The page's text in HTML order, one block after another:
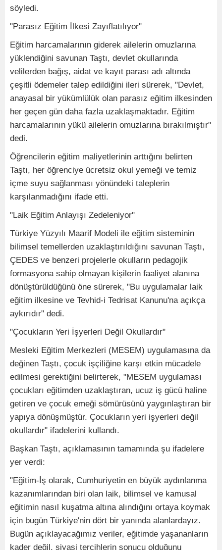
söyledi.
"Parasız Eğitim İlkesi Zayıflatılıyor"
Eğitim harcamalarının giderek ailelerin omuzlarına
yüklendiğini savunan Taştı, devlet okullarında
velilerden bağış, aidat ve kayıt parası adı altında
çeşitli ödemeler talep edildiğini ileri sürerek, "Devlet,
anayasal bir yükümlülük olan parasız eğitim ilkesinden
her geçen gün daha fazla uzaklaşmaktadır. Eğitim
harcamalarının yükü ailelerin omuzlarına bırakılmıştır"
dedi.
Öğrencilerin eğitim maliyetlerinin arttığını belirten
Taştı, her öğrenciye ücretsiz okul yemeği ve temiz
içme suyu sağlanması yönündeki taleplerin
karşılanmadığını ifade etti.
"Laik Eğitim Anlayışı Zedeleniyor"
Türkiye Yüzyılı Maarif Modeli ile eğitim sisteminin
bilimsel temellerden uzaklaştırıldığını savunan Taştı,
ÇEDES ve benzeri projelerle okulların pedagojik
formasyona sahip olmayan kişilerin faaliyet alanına
dönüştürüldüğünü öne sürerek, "Bu uygulamalar laik
eğitim ilkesine ve Tevhid-i Tedrisat Kanunu'na açıkça
aykırıdır" dedi.
"Çocukların Yeri İşyerleri Değil Okullardır"
Mesleki Eğitim Merkezleri (MESEM) uygulamasına da
değinen Taştı, çocuk işçiliğine karşı etkin mücadele
edilmesi gerektiğini belirterek, "MESEM uygulaması
çocukları eğitimden uzaklaştıran, ucuz iş gücü haline
getiren ve çocuk emeği sömürüsünü yaygınlaştıran bir
yapıya dönüşmüştür. Çocukların yeri işyerleri değil
okullardır" ifadelerini kullandı.
Başkan Taştı, açıklamasının tamamında şu ifadelere
yer verdi:
"Eğitim-İş olarak, Cumhuriyetin en büyük aydınlanma
kazanımlarından biri olan laik, bilimsel ve kamusal
eğitimin nasıl kuşatma altına alındığını ortaya koymak
için bugün Türkiye'nin dört bir yanında alanlardayız.
Bugün açıklayacağımız veriler, eğitimde yaşananların
kader değil, siyasi tercihlerin sonucu olduğunu